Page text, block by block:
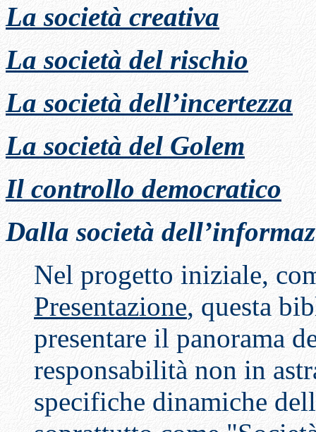
La società creativa
La società del rischio
La società dell’incertezza
La società del Golem
Il controllo democratico
Dalla società
Nel progetto iniziale,
Presentazione, questa
presentare il panorama
responsabilità non in
specifiche dinamiche